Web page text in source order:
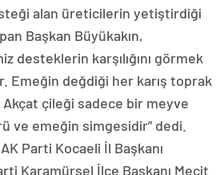
alan üreticilerin yetiştirdiği
Başkan Büyükakın,
desteklerin karşılığını görmek
Emeğin değdiği her karış toprak
çileği sadece bir meyve
ve emeğin simgesidir” dedi.
Parti Kocaeli İl Başkanı
Karamürsel İlçe Başkanı Mecit